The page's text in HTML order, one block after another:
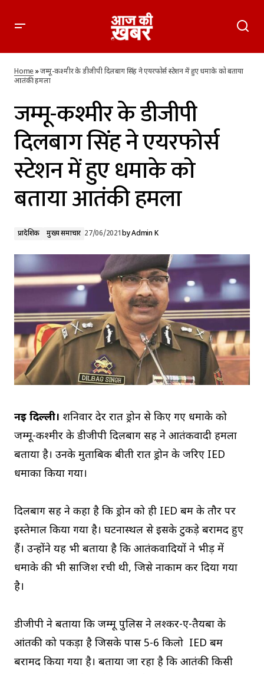
बताया आतंकी हमला
Home»जम्मू-कश्मीर के डीजीपी दिलबाग सिंह ने एयरफोर्स स्टेशन में हुए धमाके को बताया
आतंकी हमला
जम्मू-कश्मीर के डीजीपी
दिलबाग सिंह ने एयरफोर्स
स्टेशन में हुए धमाके को
बताया आतंकी हमला
प्रादेशिक मुख्य समाचार 27/06/2021byAdmin K
नई दिल्ली। शनिवार देर रात ड्रोन से किए गए धमाके को
जम्मू-कश्मीर के डीजीपी दिलबाग सिंह ने आतंकवादी हमला
बताया है। उनके मुताबिक बीती रात ड्रोन के जरिए IED
धमाका किया गया।
दिलबाग सिंह ने कहा है कि ड्रोन को ही IED बम के तौर पर
इस्तेमाल किया गया है। घटनास्थल से इसके टुकड़े बरामद हुए
हैं। उन्होंने यह भी बताया है कि आतंकवादियों ने भीड़ में
धमाके की भी साजिश रची थी, जिसे नाकाम कर दिया गया
है।
डीजीपी ने बताया कि जम्मू पुलिस ने लश्कर-ए-तैयबा के
आंतकी को पकड़ा है जिसके पास 5-6 किलो IED बम
बरामद किया गया है। बताया जा रहा है कि आतंकी किसी